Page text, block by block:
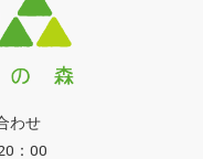
わせ
：00